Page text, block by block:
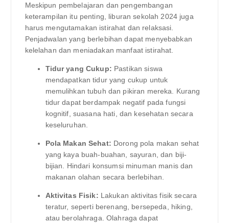
Meskipun pembelajaran dan pengembangan
keterampilan itu penting, liburan sekolah 2024 juga
harus mengutamakan istirahat dan relaksasi.
Penjadwalan yang berlebihan dapat menyebabkan
kelelahan dan meniadakan manfaat istirahat.
Tidur yang Cukup: Pastikan siswa
mendapatkan tidur yang cukup untuk
memulihkan tubuh dan pikiran mereka. Kurang
tidur dapat berdampak negatif pada fungsi
kognitif, suasana hati, dan kesehatan secara
keseluruhan.
Pola Makan Sehat: Dorong pola makan sehat
yang kaya buah-buahan, sayuran, dan biji-
bijian. Hindari konsumsi minuman manis dan
makanan olahan secara berlebihan.
Aktivitas Fisik: Lakukan aktivitas fisik secara
teratur, seperti berenang, bersepeda, hiking,
atau berolahraga. Olahraga dapat